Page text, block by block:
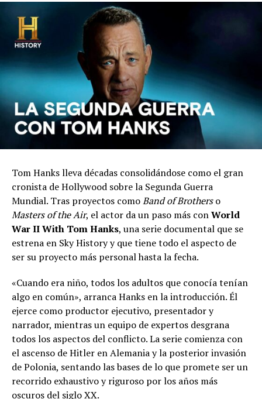
Tom Hanks lleva décadas consolidándose como el gran
cronista de Hollywood sobre la Segunda Guerra
Mundial. Tras proyectos comoBand of Brotherso
Masters of the Air, el actor da un paso más conWorld
War II With Tom Hanks, una serie documental que se
estrena en Sky History y que tiene todo el aspecto de
ser su proyecto más personal hasta la fecha.
«Cuando era niño, todos los adultos que conocía tenían
algo en común», arranca Hanks en la introducción. Él
ejerce como productor ejecutivo, presentador y
narrador, mientras un equipo de expertos desgrana
todos los aspectos del conflicto. La serie comienza con
el ascenso de Hitler en Alemania y la posterior invasión
de Polonia, sentando las bases de lo que promete ser un
recorrido exhaustivo y riguroso por los años más
oscuros del siglo XX.